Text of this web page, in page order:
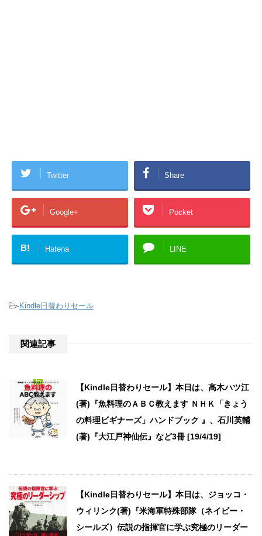
Twitter Share
Google+ Pocket
B! Hatena LINE
-Kindle日替わりセール
関連記事
【Kindle日替わりセール】本日は、高木ハツ江
(著)『魚料理のＡＢＣ教えます ＮＨＫ「きょう
の料理ビギナーズ」ハンドブック 』、石川英輔
(著)『大江戸神仙伝』など3冊 [19/4/19]
【Kindle日替わりセール】本日は、ジョッコ・
ウィリンク(著)『米海軍特殊部隊（ネイビー・
シールズ）伝説の指揮官に学ぶ究極のリーダー